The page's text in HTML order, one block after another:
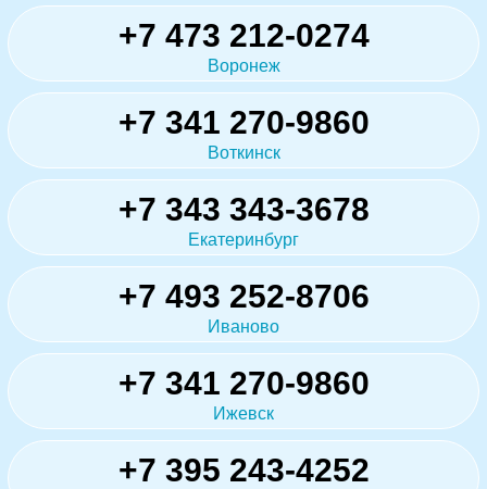
+7 473 212-0274
Воронеж
+7 341 270-9860
Воткинск
+7 343 343-3678
Екатеринбург
+7 493 252-8706
Иваново
+7 341 270-9860
Ижевск
+7 395 243-4252